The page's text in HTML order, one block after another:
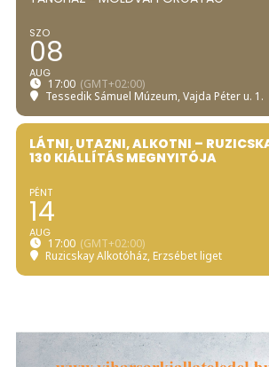
SZO
08
AUG
17:00 (GMT+02:00)
Tessedik Sámuel Múzeum, Vajda Péter u. 1.
LÁTNI, UTAZNI, ALKOTNI –
130 KIÁLLÍTÁS MEGNYITÓJA
PÉNT
14
AUG
17:00 (GMT+02:00)
Ruzicskay Alkotóház, Erzsébet liget